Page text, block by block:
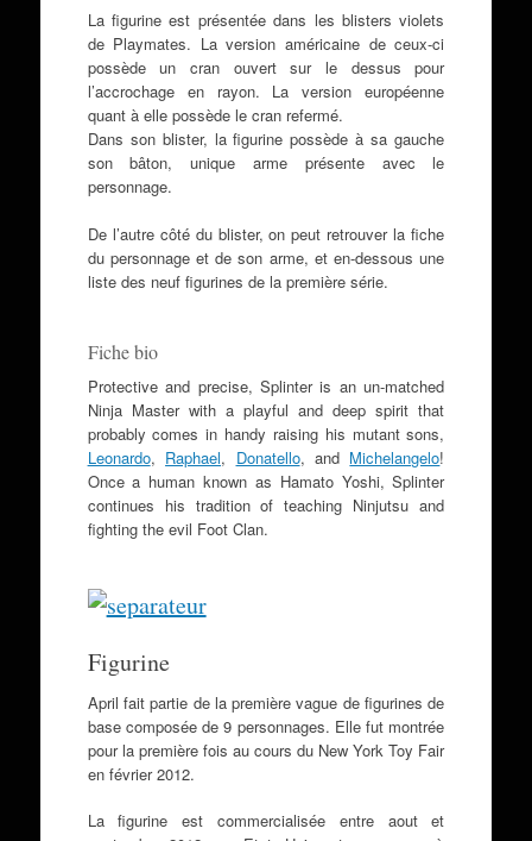
La figurine est présentée dans les blisters violets
de Playmates. La version américaine de ceux-ci
possède un cran ouvert sur le dessus pour
l’accrochage en rayon. La version européenne
quant à elle possède le cran refermé.
Dans son blister, la figurine possède à sa gauche
son bâton, unique arme présente avec le
personnage.
De l’autre côté du blister, on peut retrouver la fiche
du personnage et de son arme, et en-dessous une
liste des neuf figurines de la première série.
Fiche bio
Protective and precise, Splinter is an un-matched
Ninja Master with a playful and deep spirit that
probably comes in handy raising his mutant sons,
Leonardo, Raphael, Donatello, and Michelangelo!
Once a human known as Hamato Yoshi, Splinter
continues his tradition of teaching Ninjutsu and
fighting the evil Foot Clan.
Figurine
April fait partie de la première vague de figurines de
base composée de 9 personnages. Elle fut montrée
pour la première fois au cours du New York Toy Fair
en février 2012.
La figurine est commercialisée entre aout et